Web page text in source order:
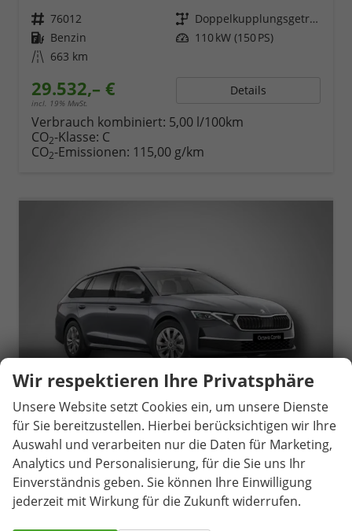
Fahrzeugnr. 76012 Getriebe
Doppelkupplungsgetriebe (DSG)
Kraftstoff Benzin Leistung 110 kW (150 PS)
Kilometerstand 663 km
29.532,– €
incl. 19% MwSt.
Details
Verbrauch kombiniert: 5,00 l/100km
CO2-Klasse: C
CO2-Emissionen: 115,00 g/km
Skoda Octavia Combi
Selection 1.5 TSI mHEV 7-Gang DSG
unverbindliche Lieferzeit: 14 Tage Neuwagen
Wir respektieren Ihre Privatsphäre
Unsere Website setzt Cookies ein, um unsere Dienste
für Sie bereitzustellen. Hierbei berücksichtigen wir Ihre
Auswahl und verarbeiten nur die Daten für Marketing,
Analytics und Personalisierung, für die Sie uns Ihr
Einverständnis geben. Sie können Ihre Einwilligung
jederzeit mit Wirkung für die Zukunft widerrufen.